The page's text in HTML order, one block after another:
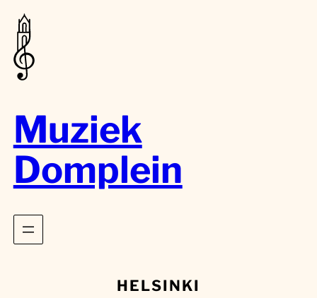
Muziek
Domplein
HELSINKI